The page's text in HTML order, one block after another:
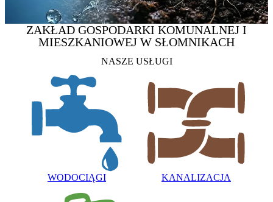
ZAKŁAD GOSPODARKI KOMUNALNEJ I
MIESZKANIOWEJ W SŁOMNIKACH
NASZE USŁUGI
WODOCIĄGI KANALIZACJA